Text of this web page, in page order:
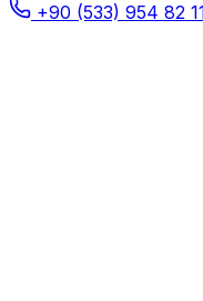
+90 (533) 954 82